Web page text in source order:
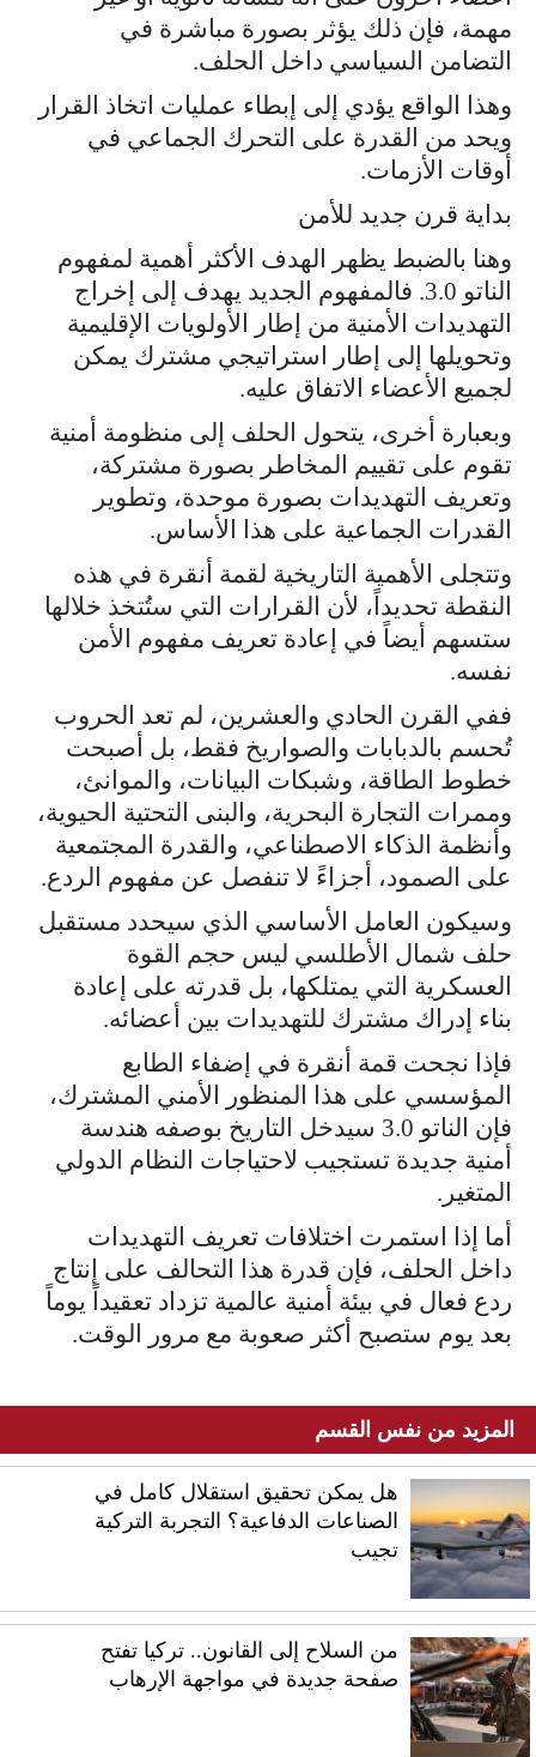
مهمة، فإن ذلك يؤثر بصورة مباشرة في
التضامن السياسي داخل الحلف.
وهذا الواقع يؤدي إلى إبطاء عمليات اتخاذ القرار
ويحد من القدرة على التحرك الجماعي في
أوقات الأزمات.
بداية قرن جديد للأمن
وهنا بالضبط يظهر الهدف الأكثر أهمية لمفهوم
الناتو 3.0. فالمفهوم الجديد يهدف إلى إخراج
التهديدات الأمنية من إطار الأولويات الإقليمية
وتحويلها إلى إطار استراتيجي مشترك يمكن
لجميع الأعضاء الاتفاق عليه.
وبعبارة أخرى، يتحول الحلف إلى منظومة أمنية
تقوم على تقييم المخاطر بصورة مشتركة،
وتعريف التهديدات بصورة موحدة، وتطوير
القدرات الجماعية على هذا الأساس.
وتتجلى الأهمية التاريخية لقمة أنقرة في هذه
النقطة تحديداً، لأن القرارات التي ستُتخذ خلالها
ستسهم أيضاً في إعادة تعريف مفهوم الأمن
نفسه.
ففي القرن الحادي والعشرين، لم تعد الحروب
تُحسم بالدبابات والصواريخ فقط، بل أصبحت
خطوط الطاقة، وشبكات البيانات، والموانئ،
وممرات التجارة البحرية، والبنى التحتية الحيوية،
وأنظمة الذكاء الاصطناعي، والقدرة المجتمعية
على الصمود، أجزاءً لا تنفصل عن مفهوم الردع.
وسيكون العامل الأساسي الذي سيحدد مستقبل
حلف شمال الأطلسي ليس حجم القوة
العسكرية التي يمتلكها، بل قدرته على إعادة
بناء إدراك مشترك للتهديدات بين أعضائه.
فإذا نجحت قمة أنقرة في إضفاء الطابع
المؤسسي على هذا المنظور الأمني المشترك،
فإن الناتو 3.0 سيدخل التاريخ بوصفه هندسة
أمنية جديدة تستجيب لاحتياجات النظام الدولي
المتغير.
أما إذا استمرت اختلافات تعريف التهديدات
داخل الحلف، فإن قدرة هذا التحالف على إنتاج
ردع فعال في بيئة أمنية عالمية تزداد تعقيداً يوماً
بعد يوم ستصبح أكثر صعوبة مع مرور الوقت.
المزيد من نفس القسم
هل يمكن تحقيق استقلال كامل في
الصناعات الدفاعية؟ التجربة التركية
تجيب
من السلاح إلى القانون.. تركيا تفتح
صفحة جديدة في مواجهة الإرهاب